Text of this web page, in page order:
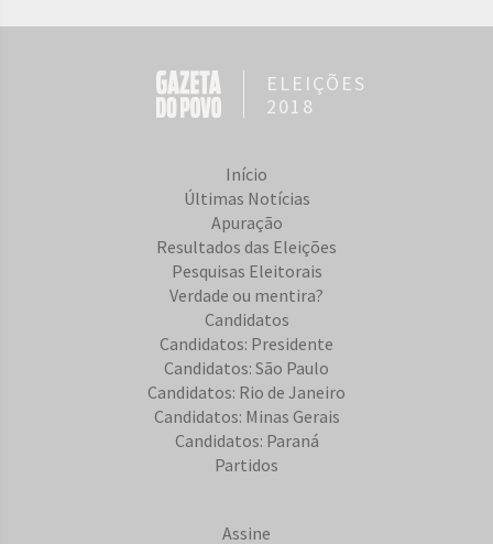
ELEIÇÕES
2018
Início
Últimas Notícias
Apuração
Resultados das Eleições
Pesquisas Eleitorais
Verdade ou mentira?
Candidatos
Candidatos: Presidente
Candidatos: São Paulo
Candidatos: Rio de Janeiro
Candidatos: Minas Gerais
Candidatos: Paraná
Partidos
Assine